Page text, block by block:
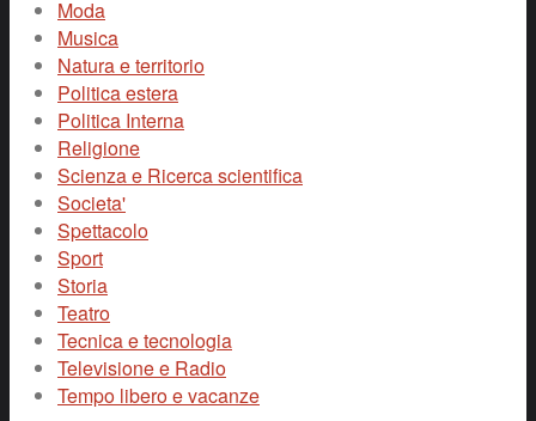
Moda
Musica
Natura e territorio
Politica estera
Politica Interna
Religione
Scienza e Ricerca scientifica
Societa'
Spettacolo
Sport
Storia
Teatro
Tecnica e tecnologia
Televisione e Radio
Tempo libero e vacanze